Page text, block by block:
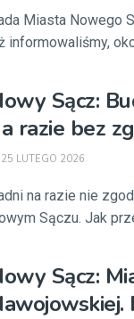
Miasta Nowego
informowaliśmy,
Sącz:
razie bez
25 LUTEGO 2026
na razie nie
Sączu. Jak
Sącz: